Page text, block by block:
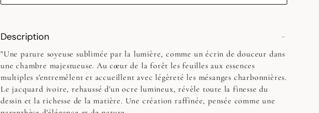
Description
"Une parure soyeuse sublimée par la lumière, comme un écrin de douceur dans
une chambre majestueuse. Au cœur de la forêt les feuilles aux essences
multiples s'entremêlent et accueillent avec légèreté les mésanges charbonnières.
Le jacquard ivoire, rehaussé d'un ocre lumineux, révèle toute la finesse du
dessin et la richesse de la matière. Une création raffinée, pensée comme une